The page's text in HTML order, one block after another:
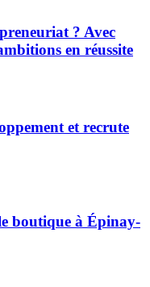
? Avec
en réussite
et recrute
boutique à Épinay-